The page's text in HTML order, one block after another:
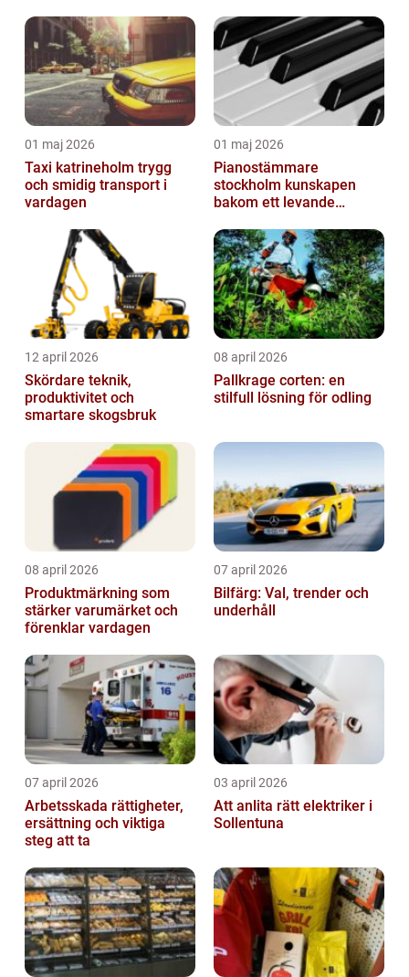
01 maj 2026
Taxi katrineholm trygg
och smidig transport i
vardagen
01 maj 2026
Pianostämmare
stockholm kunskapen
bakom ett levande
12 april 2026
Skördare teknik,
produktivitet och
smartare skogsbruk
08 april 2026
Pallkrage corten: en
stilfull lösning för odling
08 april 2026
Produktmärkning som
stärker varumärket och
förenklar vardagen
07 april 2026
Bilfärg: Val, trender och
underhåll
07 april 2026
Arbetsskada rättigheter,
ersättning och viktiga
steg att ta
03 april 2026
Att anlita rätt elektriker i
Sollentuna